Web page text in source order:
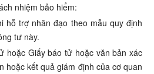
nhiệm bảo hiểm:
hỗ trợ nhân đạo theo mẫu quy định
tư này.
hoặc Giấy báo tử hoặc văn bản xác
hoặc kết quả giám định của cơ quan